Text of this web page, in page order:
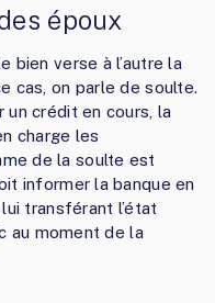
époux
bien verse à l’autre la
cas, on parle de soulte.
crédit en cours, la
charge les
de la soulte est
informer la banque en
transférant l’état
au moment de la